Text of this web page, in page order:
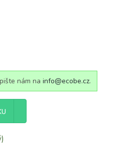
nám na info@ecobe.cz.